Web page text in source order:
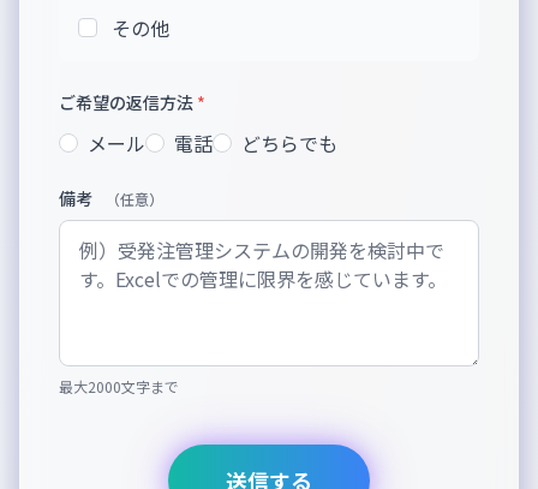
その他
ご希望の返信方法 *
メール 電話 どちらでも
備考 （任意）
最大2000文字まで